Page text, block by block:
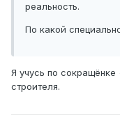
реальность.
По какой
Я учусь по
строителя.